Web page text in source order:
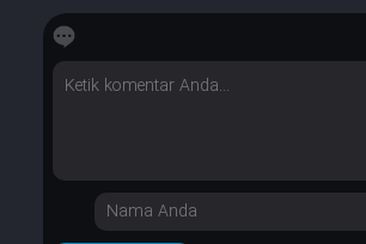
Berapa banyak bintang yang dimilikinya?